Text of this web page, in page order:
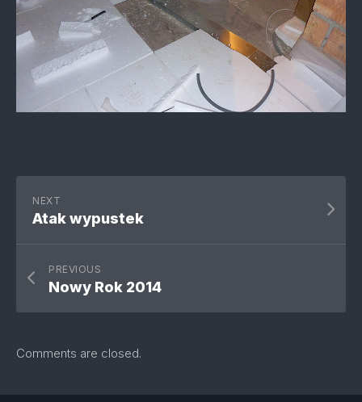
NEXT
Atak wypustek
PREVIOUS
Nowy Rok 2014
Comments are closed.